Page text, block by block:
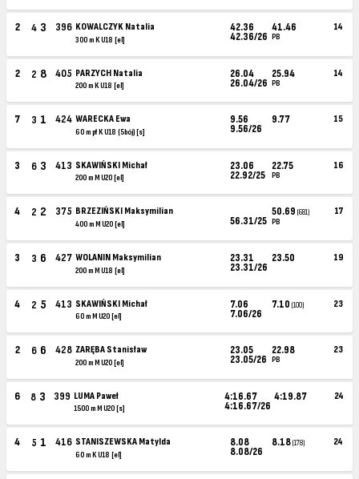
2 4 3 396 KOWALCZYK Natalia
300 m K U18 [el]
42.36
42.36/26
41.46
PB
14
2 2 8 405 PARZYCH Natalia
200 m K U18 [el]
26.04
26.04/26
25.94
PB
14
7 3 1 424 WARECKA Ewa
60 m pł K U18 (5bój) [s]
9.56
9.56/26
9.77 15
3 6 3 413 SKAWIŃSKI Michał
200 m M U20 [el]
23.06
22.92/25
22.75
PB
16
4 2 2 375 BRZEZIŃSKI Maksymilian
400 m M U20 [el] 56.31/25
50.69 (681)
PB
17
3 3 6 427 WOLANIN Maksymilian
200 m M U18 [el]
23.31
23.31/26
23.50 19
4 2 5 413 SKAWIŃSKI Michał
60 m M U20 [el]
7.06
7.06/26
7.10 (100) 23
2 6 6 428 ZARĘBA Stanisław
200 m M U20 [el]
23.05
23.05/26
22.98
PB
23
6 8 3 399 LUMA Paweł
1500 m M U20 [s]
4:16.67
4:16.67/26
4:19.87 24
4 5 1 416 STANISZEWSKA Matylda
60 m K U18 [el]
8.08
8.08/26
8.18(178) 24